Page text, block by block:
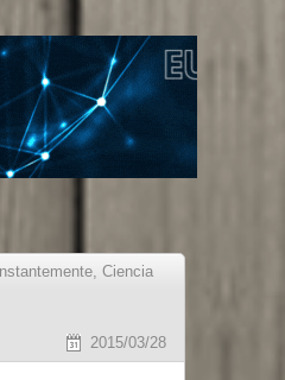
, Ciencia
2015/03/28